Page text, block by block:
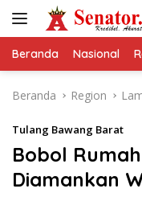
Beranda Nasional
Beranda Region
Tulang Bawang Barat
Bobol
Diamankan